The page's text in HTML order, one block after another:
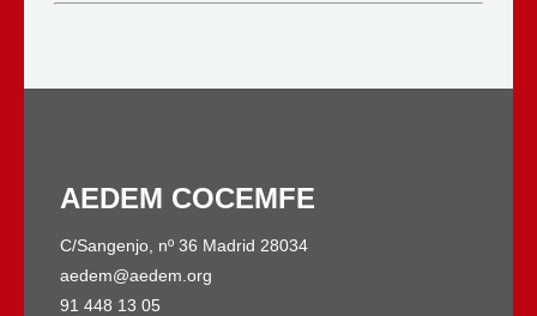
AEDEM COCEMFE
C/Sangenjo, nº 36 Madrid 28034
aedem@aedem.org
91 448 13 05